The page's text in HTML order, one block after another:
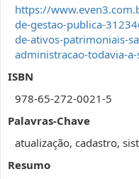
https://
de-gestao-publica-
de-ativos-patrimoniais-
administracao-todavia-
ISBN
978-65-272-0021-5
Palavras-Chave
atualização, cadastro,
Resumo